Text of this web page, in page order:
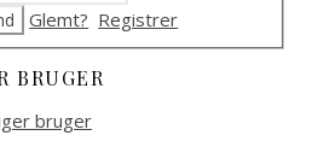
Glemt? Registrer
BRUGER
bruger